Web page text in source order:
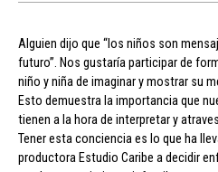
Alguien dijo que “los niños son
futuro”. Nos gustaría participar de
niño y niña de imaginar y mostrar su
Esto demuestra la importancia que
tienen a la hora de interpretar y
Tener esta conciencia es lo que ha
productora Estudio Caribe a decidir